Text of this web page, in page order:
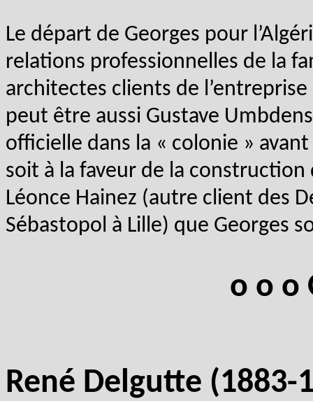
Le départ de Georges pour
relations professionnelles de la
architectes clients de
peut être aussi Gustave
officielle dans la « colonie »
soit à la faveur de la construction
Léonce Hainez (autre client des
Sébastopol à Lille) que Georges
o o o
René Delgutte (1883-